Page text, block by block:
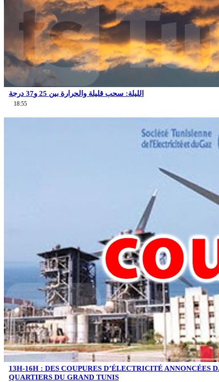
الليلة: سحب قليلة والحرارة بين 25 و37 درجة
18:55
13H-16H : DES COUPURES D’ÉLECTRICITÉ ANNONCÉES
QUARTIERS DU GRAND TUNIS